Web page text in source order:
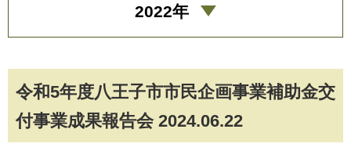
令和5年度八王子市市民企画事業補助金交
付事業成果報告会 2024.06.22
2022年